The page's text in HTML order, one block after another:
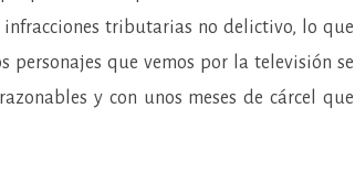
tributarias no delictivo, lo que
que vemos por la televisión se
y con unos meses de cárcel que